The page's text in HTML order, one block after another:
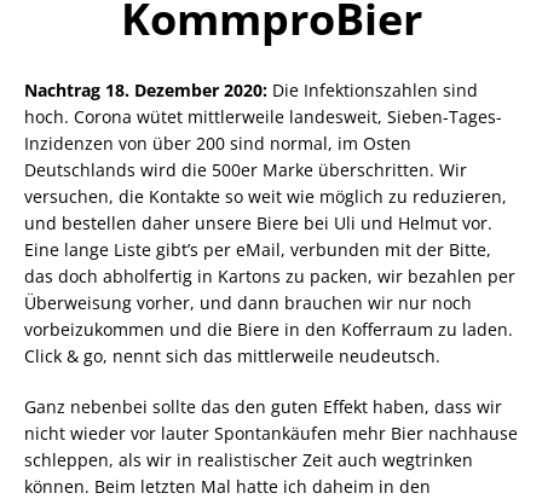
KommproBier
Nachtrag 18. Dezember 2020: Die Infektionszahlen sind
hoch. Corona wütet mittlerweile landesweit, Sieben-Tages-
Inzidenzen von über 200 sind normal, im Osten
Deutschlands wird die 500er Marke überschritten. Wir
versuchen, die Kontakte so weit wie möglich zu reduzieren,
und bestellen daher unsere Biere bei Uli und Helmut vor.
Eine lange Liste gibt’s per eMail, verbunden mit der Bitte,
das doch abholfertig in Kartons zu packen, wir bezahlen per
Überweisung vorher, und dann brauchen wir nur noch
vorbeizukommen und die Biere in den Kofferraum zu laden.
Click & go, nennt sich das mittlerweile neudeutsch.
Ganz nebenbei sollte das den guten Effekt haben, dass wir
nicht wieder vor lauter Spontankäufen mehr Bier nachhause
schleppen, als wir in realistischer Zeit auch wegtrinken
können. Beim letzten Mal hatte ich daheim in den